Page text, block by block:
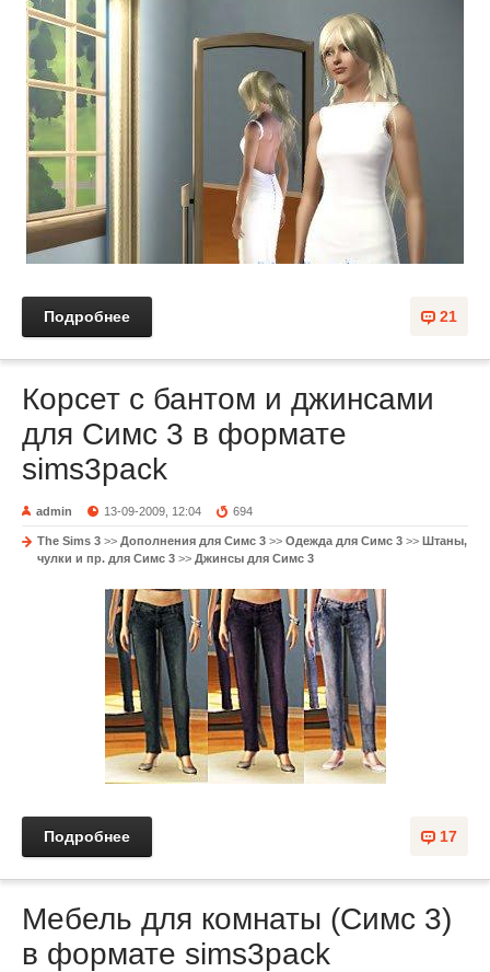
21
Подробнее
Корсет с бантом и джинсами
для Симс 3 в формате
sims3pack
admin 13-09-2009, 12:04 694
The Sims 3 >> Дополнения для Симс 3 >> Одежда для Симс 3 >> Штаны,
чулки и пр. для Симс 3 >> Джинсы для Симс 3
17
Подробнее
Мебель для комнаты (Симс 3)
в формате sims3pack